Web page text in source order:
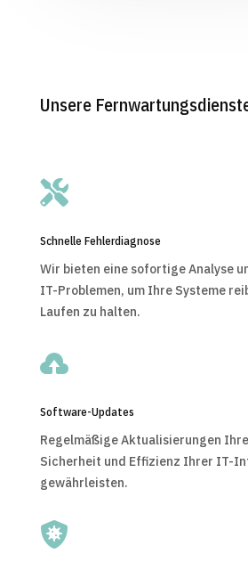
Unsere

Schnelle Fehlerdiagnose
Wir bieten eine sofortige Analyse
IT-Problemen, um Ihre Systeme
Laufen zu halten.

Software-Updates
Regelmäßige Aktualisierungen
Sicherheit und Effizienz Ihrer IT-
gewährleisten.
